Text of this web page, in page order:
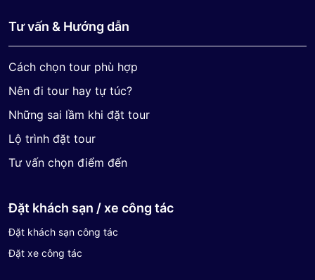
Tư vấn & Hướng dẫn
Cách chọn tour phù hợp
Nên đi tour hay tự túc?
Những sai lầm khi đặt tour
Lộ trình đặt tour
Tư vấn chọn điểm đến
Đặt khách sạn / xe công tác
Đặt khách sạn công tác
Đặt xe công tác